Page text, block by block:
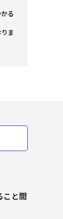
る
ま
こと間